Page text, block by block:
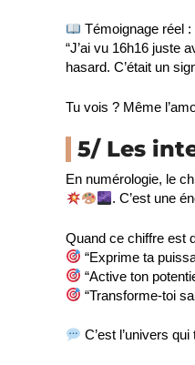
Témoignage réel :
“J’ai vu 16h16 juste
hasard. C’était un
Tu vois ? Même
5/ Les
En numérologie, le
. C’est une
Quand ce chiffre est
“Exprime ta
“Active ton
“Transforme-toi
C’est l’univers